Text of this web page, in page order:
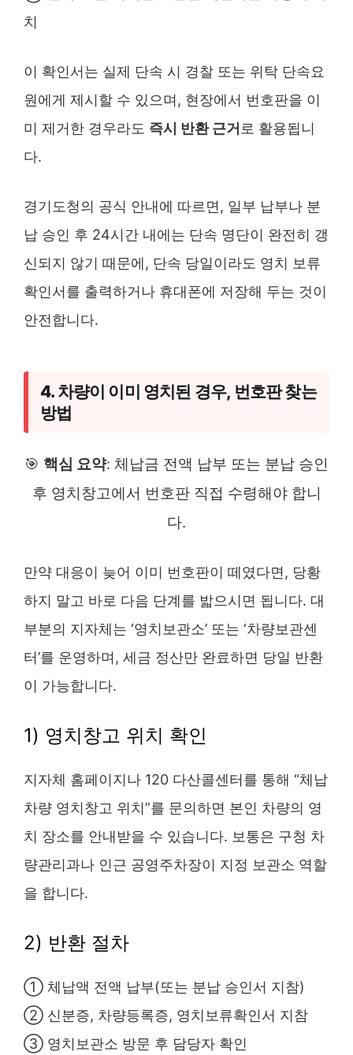
치
이 확인서는 실제 단속 시 경찰 또는 위탁 단속요
원에게 제시할 수 있으며, 현장에서 번호판을 이
미 제거한 경우라도 즉시 반환 근거 로 활용됩니
다.
경기도청의 공식 안내에 따르면, 일부 납부나 분
납 승인 후 24시간 내에는 단속 명단이 완전히 갱
신되지 않기 때문에, 단속 당일이라도 영치 보류
확인서를 출력하거나 휴대폰에 저장해 두는 것이
안전합니다.
4. 차량이 이미 영치된 경우, 번호판 찾는
방법
🎯 핵심 요약: 체납금 전액 납부 또는 분납 승인
후 영치창고에서 번호판 직접 수령해야 합니
다.
만약 대응이 늦어 이미 번호판이 떼였다면, 당황
하지 말고 바로 다음 단계를 밟으시면 됩니다. 대
부분의 지자체는 ‘영치보관소’ 또는 ‘차량보관센
터’를 운영하며, 세금 정산만 완료하면 당일 반환
이 가능합니다.
1) 영치창고 위치 확인
지자체 홈페이지나 120 다산콜센터를 통해 “체납
차량 영치창고 위치”를 문의하면 본인 차량의 영
치 장소를 안내받을 수 있습니다. 보통은 구청 차
량관리과나 인근 공영주차장이 지정 보관소 역할
을 합니다.
2) 반환 절차
① 체납액 전액 납부(또는 분납 승인서 지참)
② 신분증, 차량등록증, 영치보류확인서 지참
③ 영치보관소 방문 후 담당자 확인